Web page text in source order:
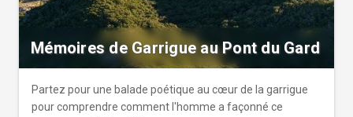
Mémoires de Garrigue au Pont du Gard
Partez pour une balade poétique au cœur de la garrigue
pour comprendre comment l'homme a façonné ce